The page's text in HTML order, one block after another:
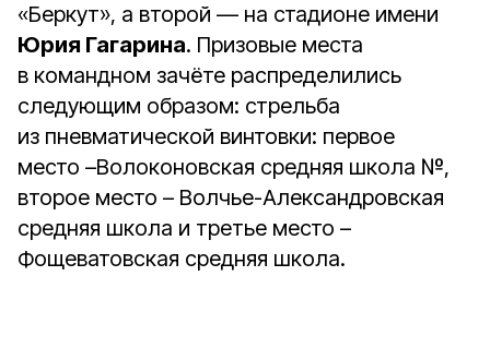
«Беркут», а второй — на стадионе имени
Юрия Гагарина. Призовые места
в командном зачёте распределились
следующим образом: стрельба
из пневматической винтовки: первое
место –Волоконовская средняя школа №,
второе место – Волчье-Александровская
средняя школа и третье место –
Фощеватовская средняя школа.